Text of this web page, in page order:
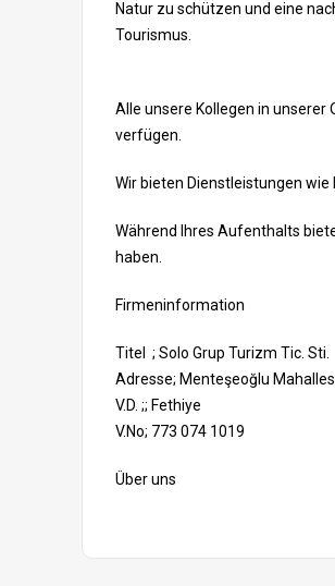
Natur zu schützen und eine
Tourismus.
Alle unsere Kollegen in
verfügen.
Wir bieten Dienstleistungen wie
Während Ihres Aufenthalts
haben.
Firmeninformation
Titel ; Solo Grup Turizm Tic. Sti.
Adresse; Menteşeoğlu
V.D. ;; Fethiye
V.No; 773 074 1019
Über uns